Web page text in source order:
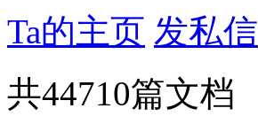
Ta的主页 发私信
共44710篇文档